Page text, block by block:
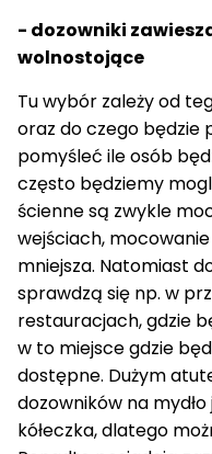
- dozowniki
wolnostojące
Tu wybór zależy od
oraz do czego
pomyśleć ile osób
często będziemy
ścienne są zwykle
wejściach,
mniejsza. Natomiast
sprawdzą się np. w
restauracjach, gdzie
w to miejsce gdzie
dostępne. Dużym
dozowników na
kółeczka, dlatego